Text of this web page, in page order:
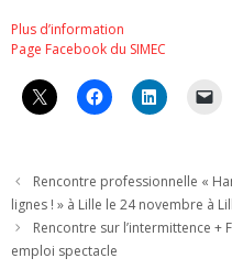
Plus d’information
Page Facebook du SIMEC
Rencontre professionnelle «
lignes ! » à Lille le 24 novembre à
Rencontre sur l’intermittence +
emploi spectacle